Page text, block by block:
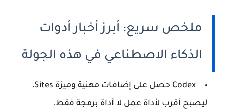
ملخص سريع: أبرز أخبار أدوات
الذكاء الاصطناعي في هذه الجولة
Codex
حصل على إضافات مهنية وميزة Sites،
ليصبح أقرب لأداة عمل لا أداة برمجة فقط.